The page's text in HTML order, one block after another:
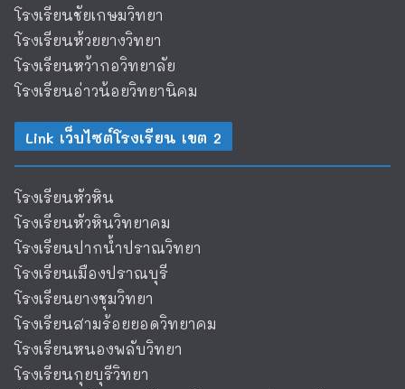
โรงเรียนชัยเกษมวิทยา
โรงเรียนห้วยยางวิทยา
โรงเรียนหว้ากอวิทยาลัย
โรงเรียนอ่าวน้อยวิทยานิคม
Link เว็บไซต์โรงเรียน เขต 2
โรงเรียนหัวหิน
โรงเรียนหัวหินวิทยาคม
โรงเรียนปากน้ำปราณวิทยา
โรงเรียนเมืองปราณบุรี
โรงเรียนยางชุมวิทยา
โรงเรียนสามร้อยยอดวิทยาคม
โรงเรียนหนองพลับวิทยา
โรงเรียนกุยบุรีวิทยา